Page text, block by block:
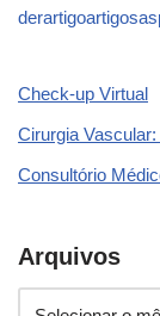
derartigoartigos
Check-up Virtual
Cirurgia
Consultório
Arquivos